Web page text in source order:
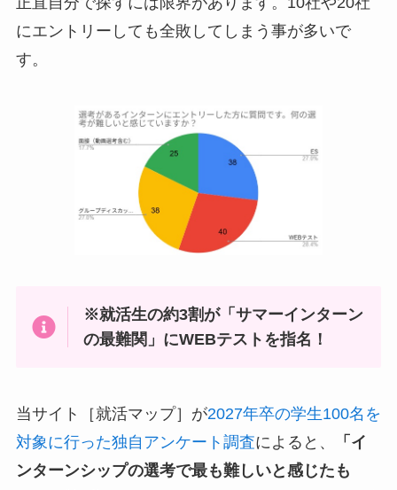
にエントリーしても全敗してしまう事が多いで
す。
※就活生の約3割が「サマーインターン
の最難関」にWEBテストを指名！
当サイト［就活マップ］が2027年卒の学生100名を
対象に行った独自アンケート調査によると、
「イ
ンターンシップの選考で最も難しいと感じたも